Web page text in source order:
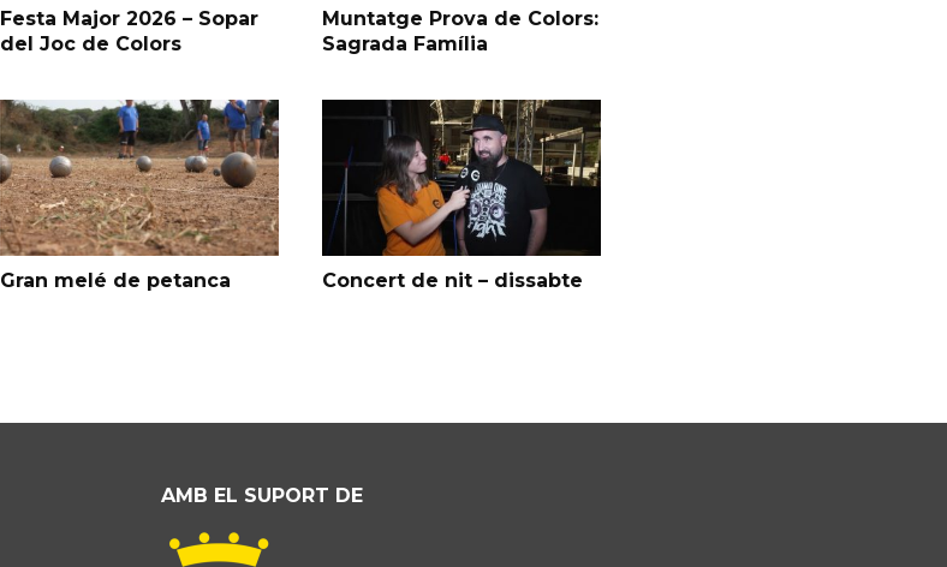
Festa Major 2026 – Sopar
del Joc de Colors
Muntatge Prova de Colors:
Sagrada Família
Gran melé de petanca Concert de nit – dissabte
AMB EL SUPORT DE